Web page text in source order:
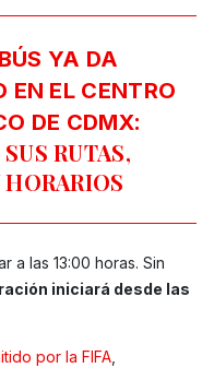
YA DA
EN EL CENTRO
DE CDMX:
RUTAS,
a las 13:00 horas. Sin
iniciará desde las
por la FIFA